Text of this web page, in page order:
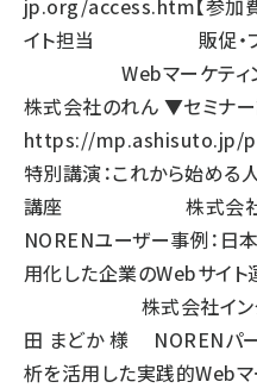
jp.org/access.htm【参加
イト担当 販促・ブラ
Webマーケティング
株式会社のれん ▼セミナ
https://mp.ashisuto.jp/
特別講演：これから始める
講座 株式会社
NORENユーザー事例：日
用化した企業のWebサイ
株式会社インター
田 まどか 様 NORENパー
析を活用した実践的